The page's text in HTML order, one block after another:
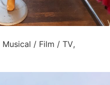
Musical / Film / TV,